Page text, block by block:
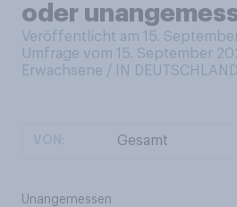
oder
Veröffentlicht am 15. September
Umfrage vom 15. September
Erwachsene / IN DEUTSCHLAND
Unangemessen